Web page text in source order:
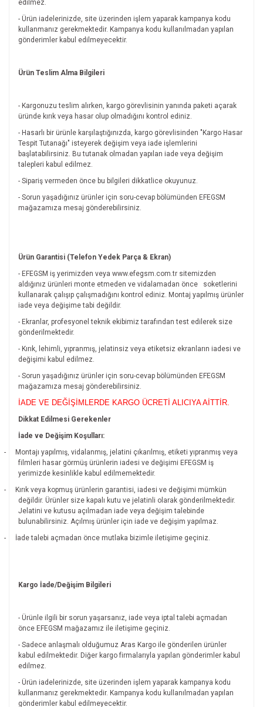
edilmez.
- Ürün iadelerinizde, site üzerinden işlem yaparak kampanya kodu
kullanmanız gerekmektedir. Kampanya kodu kullanılmadan yapılan
gönderimler kabul edilmeyecektir.
Ürün Teslim Alma Bilgileri
- Kargonuzu teslim alırken, kargo görevlisinin yanında paketi açarak
üründe kırık veya hasar olup olmadığını kontrol ediniz.
- Hasarlı bir ürünle karşılaştığınızda, kargo görevlisinden "Kargo Hasar
Tespit Tutanağı" isteyerek değişim veya iade işlemlerini
başlatabilirsiniz. Bu tutanak olmadan yapılan iade veya değişim
talepleri kabul edilmez.
- Sipariş vermeden önce bu bilgileri dikkatlice okuyunuz.
- Sorun yaşadığınız ürünler için soru-cevap bölümünden EFEGSM
mağazamıza mesaj gönderebilirsiniz.
Ürün Garantisi (Telefon Yedek Parça & Ekran)
- EFEGSM iş yerimizden veya www.efegsm.com.tr sitemizden
aldığınız ürünleri monte etmeden ve vidalamadan önce
soketlerini
kullanarak çalışıp çalışmadığını kontrol ediniz. Montaj yapılmış ürünler
iade veya değişime tabi değildir.
- Ekranlar, profesyonel teknik ekibimiz tarafından test edilerek size
gönderilmektedir.
- Kırık, lehimli, yıpranmış, jelatinsiz veya etiketsiz ekranların iadesi ve
değişimi kabul edilmez.
- Sorun yaşadığınız ürünler için soru-cevap bölümünden EFEGSM
mağazamıza mesaj gönderebilirsiniz.
İADE VE DEĞİŞİMLERDE KARGO ÜCRETİ ALICIYA AİTTİR.
Dikkat Edilmesi Gerekenler
İade ve Değişim Koşulları:
-
Montajı yapılmış, vidalanmış, jelatini çıkarılmış, etiketi yıpranmış veya
filmleri hasar görmüş ürünlerin iadesi ve değişimi EFEGSM iş
yerimizde kesinlikle kabul edilmemektedir.
-
Kırık veya kopmuş ürünlerin garantisi, iadesi ve değişimi mümkün
değildir. Ürünler size kapalı kutu ve jelatinli olarak gönderilmektedir.
Jelatini ve kutusu açılmadan iade veya değişim talebinde
bulunabilirsiniz. Açılmış ürünler için iade ve değişim yapılmaz.
-
İade talebi açmadan önce mutlaka bizimle iletişime geçiniz.
Kargo İade/Değişim Bilgileri
- Ürünle ilgili bir sorun yaşarsanız, iade veya iptal talebi açmadan
önce EFEGSM mağazamız ile iletişime geçiniz.
- Sadece anlaşmalı olduğumuz Aras Kargo ile gönderilen ürünler
kabul edilmektedir. Diğer kargo firmalarıyla yapılan gönderimler kabul
edilmez.
- Ürün iadelerinizde, site üzerinden işlem yaparak kampanya kodu
kullanmanız gerekmektedir. Kampanya kodu kullanılmadan yapılan
gönderimler kabul edilmeyecektir.